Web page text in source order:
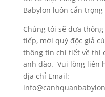
Babylon luôn cẩn
Chúng tôi sẽ đưa
tiếp, mời quý độc giả
thông tin chi tiết về thi
anh đào. Vui lòng liên
địa chỉ Email: